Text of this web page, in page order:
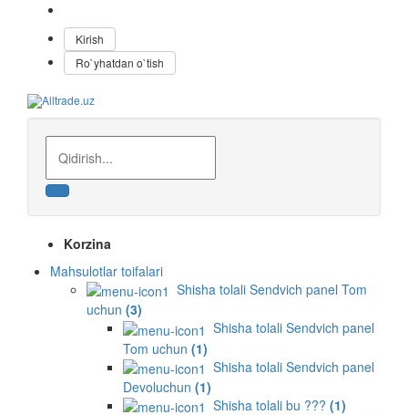
Kirish
Ro`yhatdan o`tish
Korzina
Mahsulotlar toifalari
Shisha tolali Sendvich panel Tom
uchun (3)
Shisha tolali Sendvich panel
Tom uchun (1)
Shisha tolali Sendvich panel
Devoluchun (1)
Shisha tolali bu ??? (1)